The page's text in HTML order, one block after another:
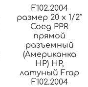
F102.2004
размер 20 x 1/2″
Соед PPR
прямой
разъемный
(Американка
НР) НР,
латуный Frap
F102.2004